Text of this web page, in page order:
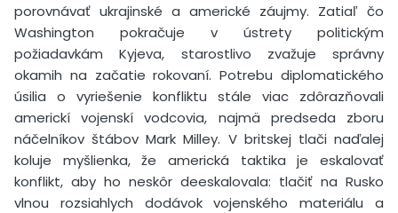
porovnávať ukrajinské a americké záujmy. Zatiaľ čo
Washington pokračuje v ústrety politickým
požiadavkám Kyjeva, starostlivo zvažuje správny
okamih na začatie rokovaní. Potrebu diplomatického
úsilia o vyriešenie konfliktu stále viac zdôrazňovali
americkí vojenskí vodcovia, najmä predseda zboru
náčelníkov štábov Mark Milley. V britskej tlači naďalej
koluje myšlienka, že americká taktika je eskalovať
konflikt, aby ho neskôr deeskalovala: tlačiť na Rusko
vlnou rozsiahlych dodávok vojenského materiálu a